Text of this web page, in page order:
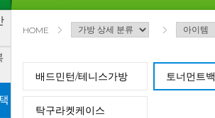
HOME
배드민턴/테니스가방 토너먼트백
탁구라켓케이스